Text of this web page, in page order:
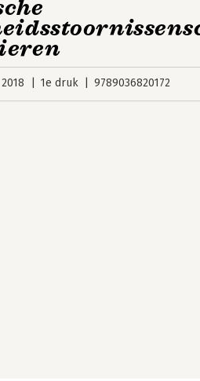
2018 1e druk 9789036820172